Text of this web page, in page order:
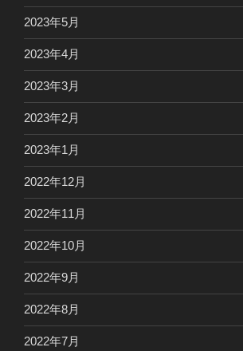
2023年5月
2023年4月
2023年3月
2023年2月
2023年1月
2022年12月
2022年11月
2022年10月
2022年9月
2022年8月
2022年7月